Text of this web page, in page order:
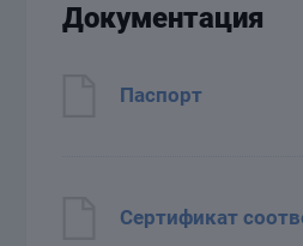
Документация
Паспорт
Сертификат